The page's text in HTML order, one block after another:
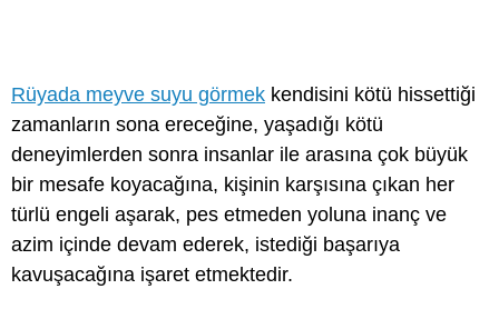
Rüyada meyve suyu görmek kendisini kötü hissettiği
zamanların sona ereceğine, yaşadığı kötü
deneyimlerden sonra insanlar ile arasına çok büyük
bir mesafe koyacağına, kişinin karşısına çıkan her
türlü engeli aşarak, pes etmeden yoluna inanç ve
azim içinde devam ederek, istediği başarıya
kavuşacağına işaret etmektedir.